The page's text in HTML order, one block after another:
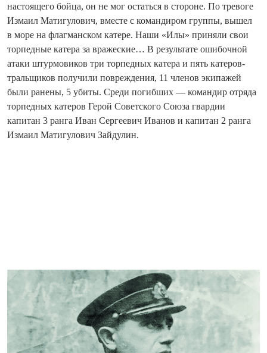
настоящего бойца, он не мог остаться в стороне. По тревоге
Измаил Матигулович, вместе с командиром группы, вышел
в море на флагманском катере. Наши «Илы» приняли свои
торпедные катера за вражеские… В результате ошибочной
атаки штурмовиков три торпедных катера и пять катеров-
тральщиков получили повреждения, 11 членов экипажей
были ранены, 5 убиты. Среди погибших — командир ­отряда
торпедных катеров Герой Советского Союза гвардии
капитан 3 ранга Иван Сергеевич Иванов и капитан 2 ранга
Измаил Матигулович Зайдулин.